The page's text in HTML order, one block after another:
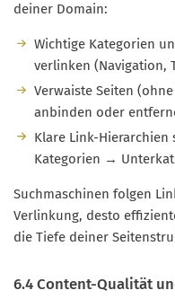
deiner Domain:
Wichtige Kategorien
verlinken (Navigation,
Verwaiste Seiten
anbinden oder
Klare Link-
Kategorien →
Suchmaschinen folgen
Verlinkung, desto
die Tiefe deiner
6.4 Content-Qualität